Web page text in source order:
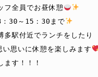
全員でお昼休憩
30～15：30まで
駅付近でランチをしたり
思いに休憩を楽しみます
す！！！